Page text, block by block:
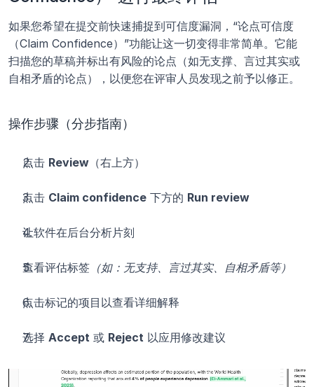
如果您希望在提交前快速捕捉到可信度漏洞，“论点可信度
（Claim Confidence）”功能让这一切变得非常简单。它能
扫描您的草稿并标出有风险的论点（如无支撑、言过其实或
自相矛盾的论点），以便您在评审人员发现之前予以修正。
操作步骤（分步指南）
点击 Review （右上方）
点击 Claim confidence 下方的 Run review
让软件在后台分析片刻
查看评估标签 （如：无支持、言过其实、自相矛盾等）
点击标记的项目以查看详细解释
选择 Accept 或 Reject 以应用修改建议